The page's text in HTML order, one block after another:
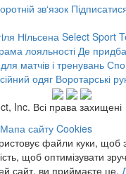
зв‘язок
Нiльсена Select Sport
лояльності Де
матчів і тренувань
одяг Воротарські
Inc. Всі права захищені
Мапа сайту Cookies
файли куки, щоб
щоб оптимізувати
сайт, ви приймаєте це.